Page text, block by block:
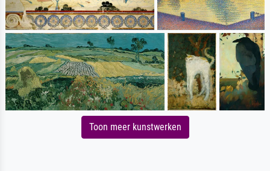
Toon meer kunstwerken